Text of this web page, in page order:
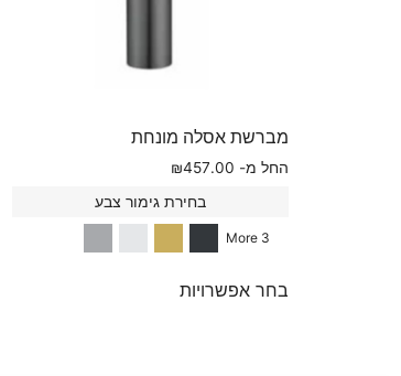
מברשת אסלה מונחת
החל מ- ₪457.00
בחירת גימור צבע
3 More
בחר אפשרויות